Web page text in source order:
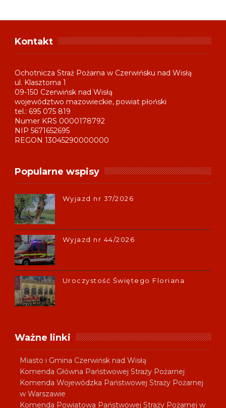
Kontakt
Ochotnicza Straż Pożarna w Czerwińsku nad Wisłą
ul. Klasztorna 1
09-150 Czerwińsk nad Wisłą
województwo mazowieckie, powiat płoński
tel.: 695 075 819
Numer KRS 0000178792
NIP 5671652695
REGON 13045290000000
Popularne wspisy
Wyjazd nr 37/2026
Wyjazd nr 44/2026
Uroczystość Świętego Floriana
Ważne linki
Miasto i Gmina Czerwińsk nad Wisłą
Komenda Główna Państwowej Straży Pożarnej
Komenda Wojewódzka Państwowej Straży Pożarnej
w Warszawie
Komenda Powiatowa Państwowej Straży Pożarnej w